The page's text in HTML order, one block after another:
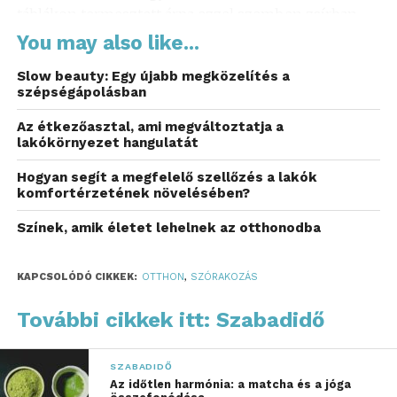
gazdagabb, olajos textúrát és zabkásaszerű
édességet kölcsönöz az italnak.
Lepárlás és annak fortélyai
A lepárlás mestersége nem csupán a párlat
elkészítéséről szól, hanem a különböző frakciók
gondos elválasztásáról is. A mester döntése, hogy
mikor választja le a desztillátum különböző részeit,
nagyban befolyásolja az ital ízprofilját. A párlat szíve
fej és a farok – elválasztják. A rövidebb vágás
a hosszabb pedig mélyebb, gyógynövényes ízeket
Hordók és érlelési technikák
You may also like...
Slow beauty: Egy újabb megközelítés a
szépségápolásban
Az étkezőasztal, ami megváltoztatja a
lakókörnyezet hangulatát
Hogyan segít a megfelelő szellőzés a lakók
komfortérzetének növelésében?
Színek, amik életet lehelnek az otthonodba
KAPCSOLÓDÓ CIKKEK: OTTHON, SZÓRAKOZÁS
További cikkek itt: Szabadidő
SZABADIDŐ
Az időtlen harmónia: a matcha és a jóga